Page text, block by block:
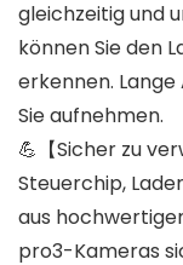
gleichzeitig und
können Sie den
erkennen.
Sie aufnehmen.
💪【Sicher zu
Steuerchip,
aus
pro3-Kameras